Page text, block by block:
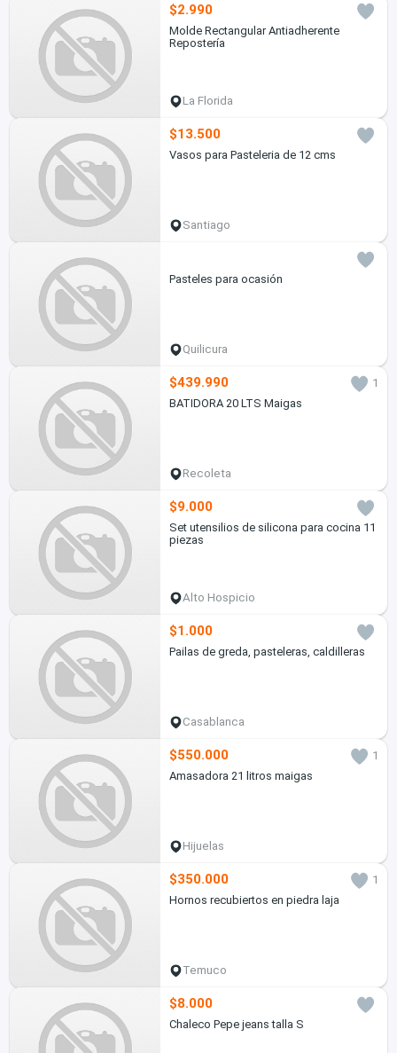
$2.990
Molde Rectangular Antiadherente
Repostería
La Florida
$13.500
Vasos para Pasteleria de 12 cms
Santiago
Pasteles para ocasión
Quilicura
$439.990
1
BATIDORA 20 LTS Maigas
Recoleta
$9.000
Set utensilios de silicona para cocina 11
piezas
Alto Hospicio
$1.000
Pailas de greda, pasteleras, caldilleras
Casablanca
$550.000
1
Amasadora 21 litros maigas
Hijuelas
$350.000
1
Hornos recubiertos en piedra laja
Temuco
$8.000
Chaleco Pepe jeans talla S